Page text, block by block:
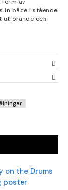
form av
in både i stående
utförande och